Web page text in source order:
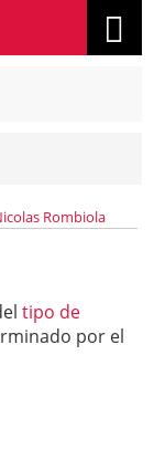
Rombiola
tipo de
por el